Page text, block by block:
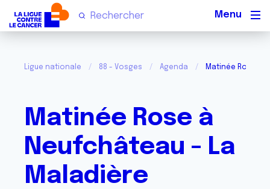
Ligue nationale 88 - Vosges Agenda Matinée Rose à
Matinée Rose à
Neufchâteau - La
Maladière